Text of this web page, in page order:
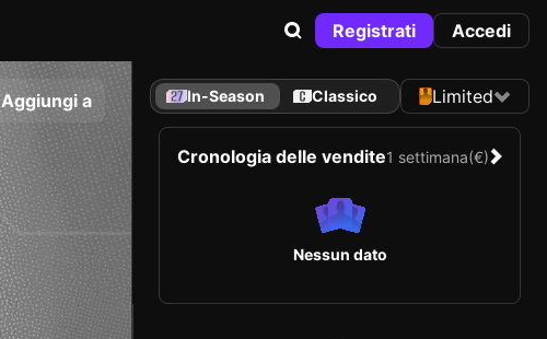
Registrati Accedi
Aggiungi a In-Season Classico Limited
Cronologia delle vendite1 settimana(€)
Nessun dato